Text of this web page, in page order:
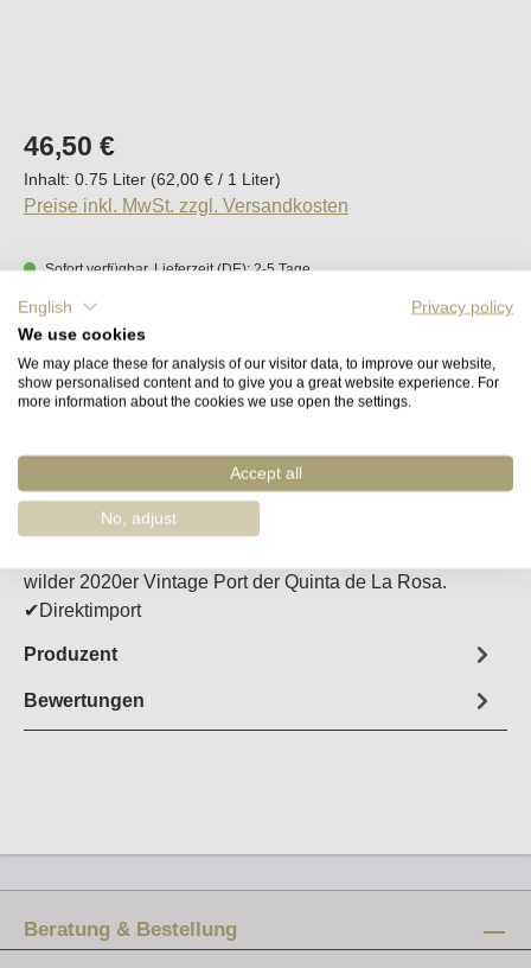
Regulärer Preis:
46,50 €
Inhalt: 0.75 Liter (62,00 € / 1 Liter)
Preise inkl. MwSt. zzgl. Versandkosten
Sofort verfügbar, Lieferzeit (DE): 2-5 Tage
Produkt Anzahl: Gib den gewünschten
Steckbrief
wilder 2020er Vintage Port der Quinta de La Rosa.
✔Direktimport
Produzent
Bewertungen
Beratung & Bestellung
English
Privacy policy
We use cookies
We may place these for analysis of our visitor data, to improve our website,
show personalised content and to give you a great website experience. For
more information about the cookies we use open the settings.
Accept all
No, adjust